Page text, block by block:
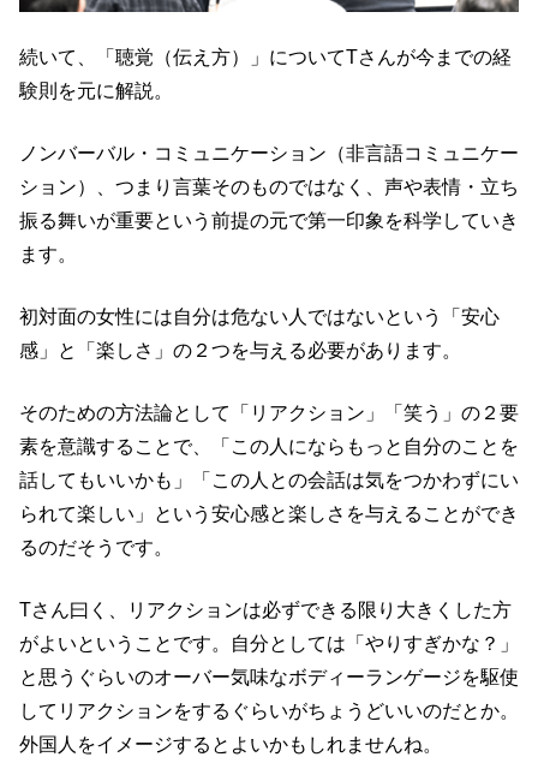
続いて、「聴覚（伝え方）」についてTさんが今までの経
験則を元に解説。
ノンバーバル・コミュニケーション（非言語コミュニケー
ション）、つまり言葉そのものではなく、声や表情・立ち
振る舞いが重要という前提の元で第一印象を科学していき
ます。
初対面の女性には自分は危ない人ではないという「安心
感」と「楽しさ」の２つを与える必要があります。
そのための方法論として「リアクション」「笑う」の２要
素を意識することで、「この人にならもっと自分のことを
話してもいいかも」「この人との会話は気をつかわずにい
られて楽しい」という安心感と楽しさを与えることができ
るのだそうです。
Tさん曰く、リアクションは必ずできる限り大きくした方
がよいということです。自分としては「やりすぎかな？」
と思うぐらいのオーバー気味なボディーランゲージを駆使
してリアクションをするぐらいがちょうどいいのだとか。
外国人をイメージするとよいかもしれませんね。